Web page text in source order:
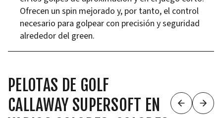
Ofrecen un spin mejorado y, por tanto, el control
necesario para golpear con precisión y seguridad
alrededor del green.
PELOTAS DE GOLF
CALLAWAY SUPERSOFT EN